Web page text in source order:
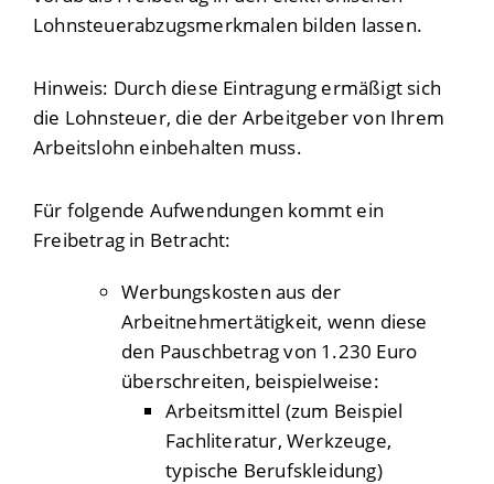
Lohnsteuerabzugsmerkmalen bilden lassen.
Hinweis: Durch diese Eintragung ermäßigt sich
die Lohnsteuer, die der Arbeitgeber von Ihrem
Arbeitslohn einbehalten muss.
Für folgende Aufwendungen kommt ein
Freibetrag in Betracht:
Werbungskosten aus der
Arbeitnehmertätigkeit, wenn diese
den Pauschbetrag von 1.230 Euro
überschreiten, beispielweise:
Arbeitsmittel (zum Beispiel
Fachliteratur, Werkzeuge,
typische Berufskleidung)